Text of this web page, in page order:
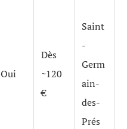
Oui
Dès
~120
€
Saint
-
Germ
ain-
des-
Prés